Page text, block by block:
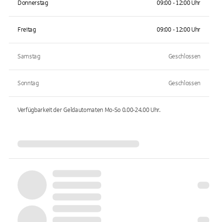
Donnerstag 09:00 - 12:00 Uhr
Freitag 09:00 - 12:00 Uhr
Samstag Geschlossen
Sonntag Geschlossen
Verfügbarkeit der Geldautomaten Mo-So 0.00-24.00Uhr.